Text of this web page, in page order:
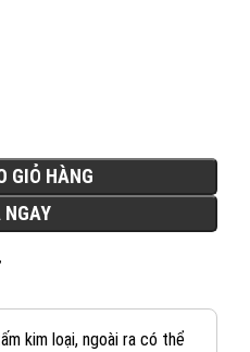
GIỎ HÀNG
NGAY
kim loại, ngoài ra có thể